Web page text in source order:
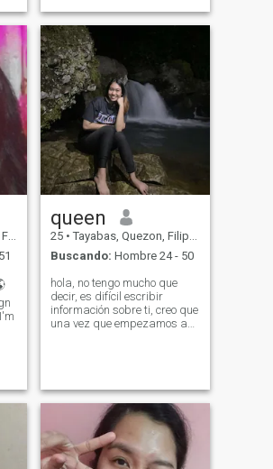
to explore new places an
queen
25 • Tayabas, Quezon, Filipinas
Buscando: Hombre 24 - 50
hola, no tengo mucho que
decir, es difícil escribir
información sobre ti, creo que
una vez que empezamos a
.. Espero que esta vez me
encuentre con el correcto que
cuidará de mi corazón